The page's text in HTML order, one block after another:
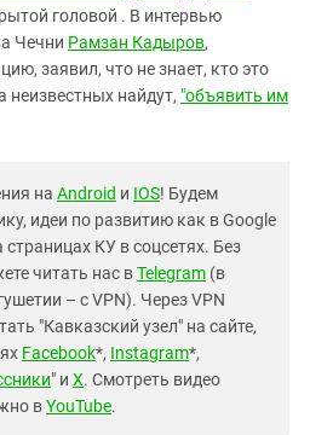
головой . В интервью
Чечни Рамзан Кадыров,
заявил, что не знает, кто это
неизвестных найдут, "объявить им
на Android и IOS! Будем
идеи по развитию как в Google
КУ в соцсетях. Без
читать нас вTelegram (в
– с VPN). Через VPN
"Кавказский узел" на сайте,
Facebook*, Instagram*,
" и X. Смотреть видео
вYouTube.